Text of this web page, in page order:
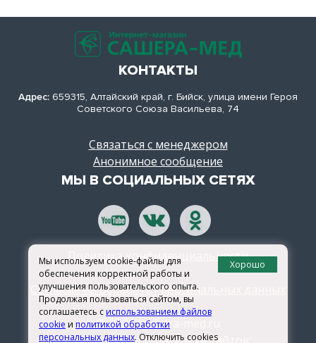
КОНТАКТЫ
Адрес: 659315, Алтайский край, г. Бийск, улица имени Героя
Советского Союза Васильева, 74
Связаться с менеджером
Анонимное сообщение
МЫ В СОЦИАЛЬНЫХ СЕТЯХ
Политика конфиденциальности
Согласие на обработку персональных данных
© 2026 sachera-med.ru
Мы используем cookie-файлы для
обеспечения корректной работы и
улучшения пользовательского опыта.
Продолжая пользоваться сайтом, вы
соглашаетесь с использованием файлов
cookie и политикой обработки
персональных данных. Отключить cookies
Хорошо